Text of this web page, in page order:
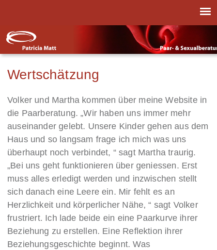
Wertschätzung
Volker und Martha kommen über meine Website in
die Paarberatung. „Wir haben uns immer mehr
auseinander gelebt. Unsere Kinder gehen aus dem
Haus und so langsam frage ich mich was uns
überhaupt noch verbindet, “ sagt Martha traurig.
„Bei uns geht funktionieren über geniessen. Erst
muss alles erledigt werden und inzwischen stellt
sich danach eine Leere ein. Mir fehlt es an
Herzlichkeit und körperlicher Nähe, “ sagt Volker
frustriert. Ich lade beide ein eine Paarkurve ihrer
Beziehung zu erstellen. Eine Reflektion ihrer
Beziehungsgeschichte beginnt. Was